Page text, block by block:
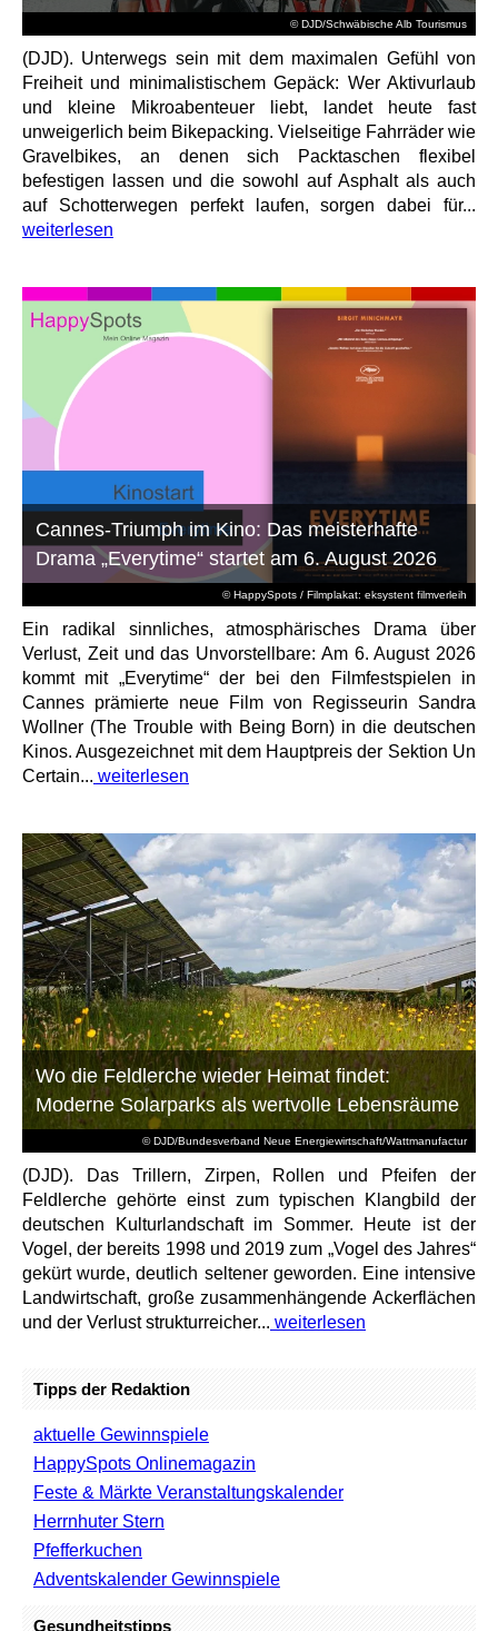
© DJD/Schwäbische Alb Tourismus
(DJD). Unterwegs sein mit dem maximalen Gefühl von
Freiheit und minimalistischem Gepäck: Wer Aktivurlaub
und kleine Mikroabenteuer liebt, landet heute fast
unweigerlich beim Bikepacking. Vielseitige Fahrräder wie
Gravelbikes, an denen sich Packtaschen flexibel
befestigen lassen und die sowohl auf Asphalt als auch
auf Schotterwegen perfekt laufen, sorgen dabei für...
weiterlesen
© HappySpots / Filmplakat: eksystent filmverleih
Cannes-Triumph im Kino: Das meisterhafte
Drama „Everytime“ startet am 6. August 2026
Ein radikal sinnliches, atmosphärisches Drama über
Verlust, Zeit und das Unvorstellbare: Am 6. August 2026
kommt mit „Everytime“ der bei den Filmfestspielen in
Cannes prämierte neue Film von Regisseurin Sandra
Wollner (The Trouble with Being Born) in die deutschen
Kinos. Ausgezeichnet mit dem Hauptpreis der Sektion Un
Certain... weiterlesen
© DJD/Bundesverband Neue Energiewirtschaft/Wattmanufactur
Wo die Feldlerche wieder Heimat findet:
Moderne Solarparks als wertvolle Lebensräume
(DJD). Das Trillern, Zirpen, Rollen und Pfeifen der
Feldlerche gehörte einst zum typischen Klangbild der
deutschen Kulturlandschaft im Sommer. Heute ist der
Vogel, der bereits 1998 und 2019 zum „Vogel des Jahres“
gekürt wurde, deutlich seltener geworden. Eine intensive
Landwirtschaft, große zusammenhängende Ackerflächen
und der Verlust strukturreicher... weiterlesen
Tipps der Redaktion
aktuelle Gewinnspiele
HappySpots Onlinemagazin
Feste & Märkte Veranstaltungskalender
Herrnhuter Stern
Pfefferkuchen
Adventskalender Gewinnspiele
Gesundheitstipps